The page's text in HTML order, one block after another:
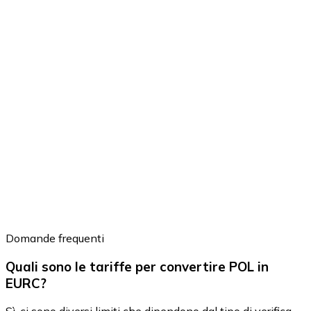
Domande frequenti
Quali sono le tariffe per convertire POL in
EURC?